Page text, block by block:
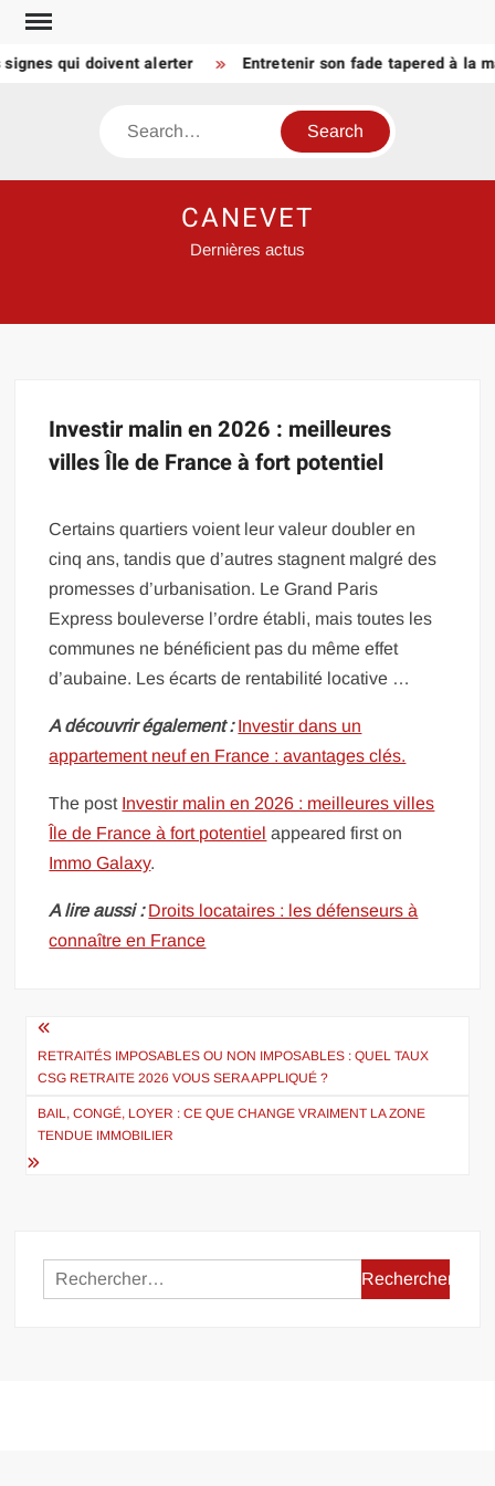
Skip
content qui doivent alerter Entretenir son fade tapered à la
Search
CANEVET
Dernières actus
Investir malin en 2026 : meilleures
villes Île de France à fort potentiel
Certains quartiers voient leur valeur doubler en
cinq ans, tandis que d’autres stagnent malgré des
promesses d’urbanisation. Le Grand Paris
Express bouleverse l’ordre établi, mais toutes les
communes ne bénéficient pas du même effet
d’aubaine. Les écarts de rentabilité locative …
A découvrir également : Investir dans un
appartement neuf en France : avantages clés.
The post Investir malin en 2026 : meilleures villes
Île de France à fort potentiel appeared first on
Immo Galaxy.
A lire aussi : Droits locataires : les défenseurs à
connaître en France
Navigation
de
l’article
RETRAITÉS IMPOSABLES OU NON IMPOSABLES : QUEL TAUX
CSG RETRAITE 2026 VOUS SERA APPLIQUÉ ?
BAIL, CONGÉ, LOYER : CE QUE CHANGE VRAIMENT LA ZONE
TENDUE IMMOBILIER
Rechercher :